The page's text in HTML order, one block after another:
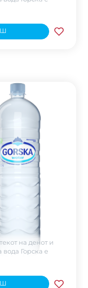
на денот и
вода Горска е